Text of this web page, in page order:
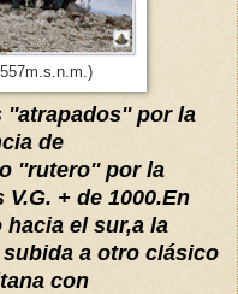
''atrapados'' por la
de
''rutero'' por la
V.G. + de 1000.En
el sur,a la
a otro clásico
con